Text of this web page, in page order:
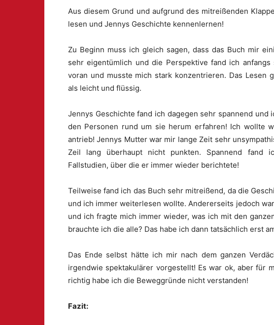
Aus diesem Grund und aufgrund des mitreißenden
lesen und Jennys Geschichte kennenlernen!
Zu Beginn muss ich gleich sagen, dass das Buch mir
sehr eigentümlich und die Perspektive fand ich
voran und musste mich stark konzentrieren. Das Lesen
als leicht und flüssig.
Jennys Geschichte fand ich dagegen sehr spannend
den Personen rund um sie herum erfahren! Ich wollte
antrieb! Jennys Mutter war mir lange Zeit sehr
Zeil lang überhaupt nicht punkten. Spannend fand
Fallstudien, über die er immer wieder berichtete!
Teilweise fand ich das Buch sehr mitreißend, da die
und ich immer weiterlesen wollte. Andererseits jedoch
und ich fragte mich immer wieder, was ich mit den
brauchte ich die alle? Das habe ich dann tatsächlich erst
Das Ende selbst hätte ich mir nach dem ganzen
irgendwie spektakulärer vorgestellt! Es war ok, aber für
richtig habe ich die Beweggründe nicht verstanden!
Fazit: